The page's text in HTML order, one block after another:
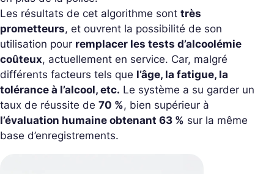
Les résultats de cet algorithme sont très
prometteurs, et ouvrent la possibilité de son
utilisation pour remplacer les tests d’alcoolémie
coûteux, actuellement en service. Car, malgré
différents facteurs tels que l’âge, la fatigue, la
tolérance à l’alcool, etc. Le système a su garder un
taux de réussite de 70 %, bien supérieur à
l’évaluation humaine obtenant 63 % sur la même
base d’enregistrements.